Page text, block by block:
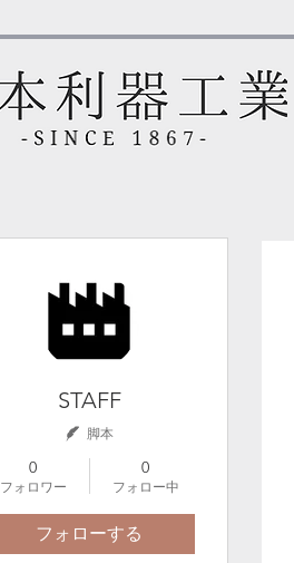
STAFF
脚本
0
フォロワー
0
フォロー中
フォローする